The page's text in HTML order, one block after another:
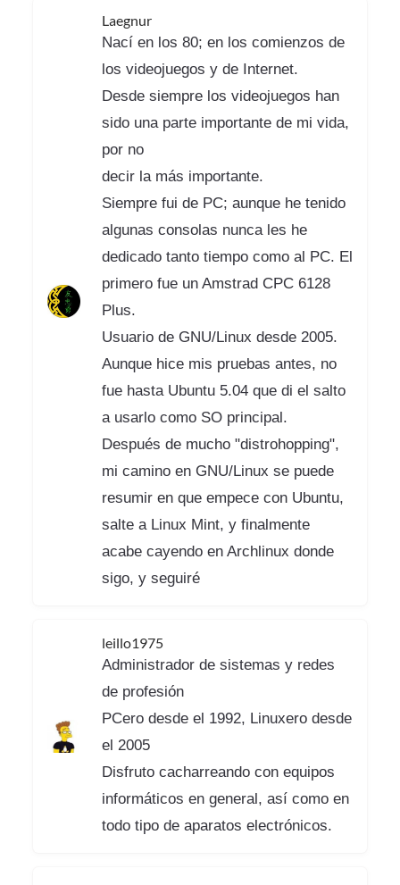
Laegnur
Nací en los 80; en los comienzos de
los videojuegos y de Internet.
Desde siempre los videojuegos han
sido una parte importante de mi vida,
por no
decir la más importante.
Siempre fui de PC; aunque he tenido
algunas consolas nunca les he
dedicado tanto tiempo como al PC. El
primero fue un Amstrad CPC 6128
Plus.
Usuario de GNU/Linux desde 2005.
Aunque hice mis pruebas antes, no
fue hasta Ubuntu 5.04 que di el salto
a usarlo como SO principal.
Después de mucho "distrohopping",
mi camino en GNU/Linux se puede
resumir en que empece con Ubuntu,
salte a Linux Mint, y finalmente
acabe cayendo en Archlinux donde
sigo, y seguiré
leillo1975
Administrador de sistemas y redes
de profesión
PCero desde el 1992, Linuxero desde
el 2005
Disfruto cacharreando con equipos
informáticos en general, así como en
todo tipo de aparatos electrónicos.